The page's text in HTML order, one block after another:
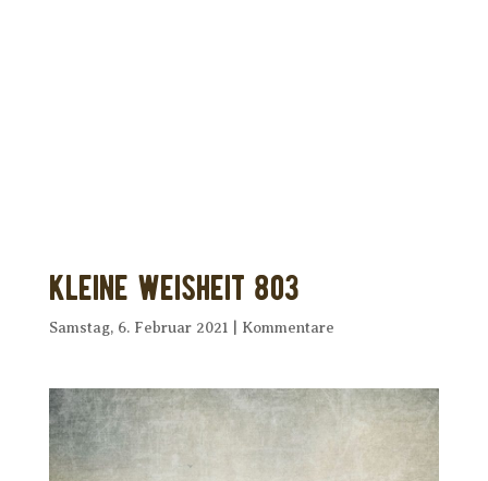
Kleine Weisheit 803
Samstag, 6. Februar 2021 Kommentare